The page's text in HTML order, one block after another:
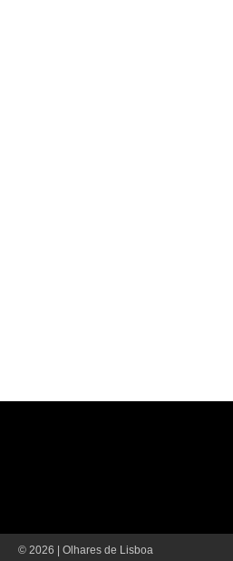
© 2026 | Olhares de Lisboa